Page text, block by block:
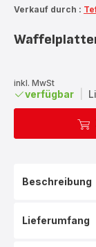
Verkauf durch :
inkl. MwSt
verfügbar
Beschreibung
Lieferumfang